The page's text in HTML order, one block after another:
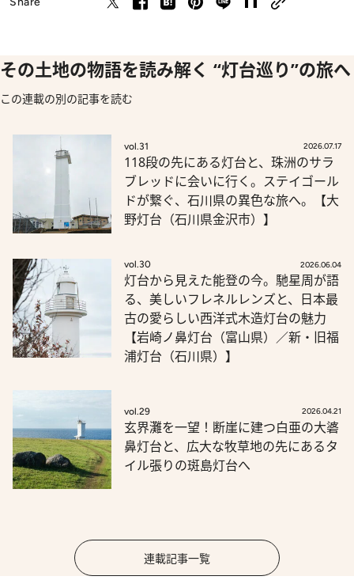
その土地の物語を読み解く “灯台巡り”の旅へ
この連載の別の記事を読む
vol.31 2026.07.17
118段の先にある灯台と、珠洲のサラ
ブレッドに会いに行く。ステイゴール
ドが繋ぐ、石川県の異色な旅へ。【大
野灯台（石川県金沢市）】
vol.30 2026.06.04
灯台から見えた能登の今。馳星周が語
る、美しいフレネルレンズと、日本最
古の愛らしい西洋式木造灯台の魅力
【岩崎ノ鼻灯台（富山県）／新・旧福
浦灯台（石川県）】
vol.29 2026.04.21
玄界灘を一望！断崖に建つ白亜の大碆
鼻灯台と、広大な牧草地の先にあるタ
イル張りの斑島灯台へ
連載記事一覧